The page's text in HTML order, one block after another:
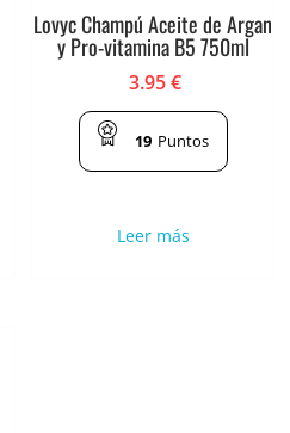
Lovyc Champú Aceite de Argan
y Pro-vitamina B5 750ml
3.95€
19 Puntos
Leer más